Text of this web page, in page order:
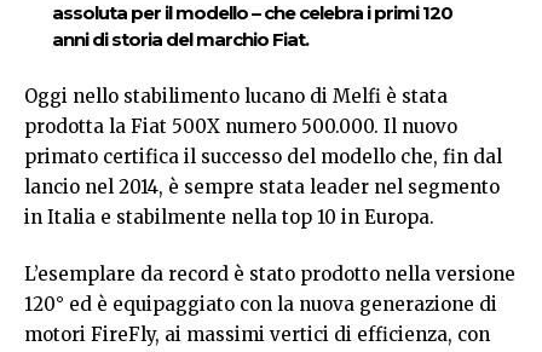
assoluta per il modello – che celebra i primi 120
anni di storia del marchio Fiat.
Oggi nello stabilimento lucano di Melfi è stata
prodotta la Fiat 500X numero 500.000. Il nuovo
primato certifica il successo del modello che, fin dal
lancio nel 2014, è sempre stata leader nel segmento
in Italia e stabilmente nella top 10 in Europa.
L’esemplare da record è stato prodotto nella versione
120° ed è equipaggiato con la nuova generazione di
motori FireFly, ai massimi vertici di efficienza, con